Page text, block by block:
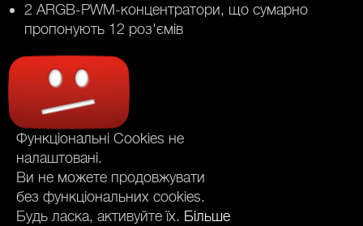
2 ARGB-PWM-концентратори, що сумарно
пропонують 12 роз'ємів
Функціональні Cookies не
налаштовані.
Ви не можете продовжувати
без функціональних cookies.
Будь ласка, активуйте їх. Більше